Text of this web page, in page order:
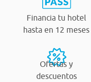
Financia tu hotel
hasta en 12 meses
Ofertas y
descuentos